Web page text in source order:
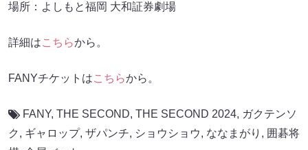
場所：よしもと福岡 大和証券劇場
詳細はこちらから。
FANYチケットはこちらから。
FANY, THE SECOND, THE SECOND 2024, ガクテンソ
ク , ギャロップ, ザパンチ, ショウショウ, ななまがり , 囲碁将